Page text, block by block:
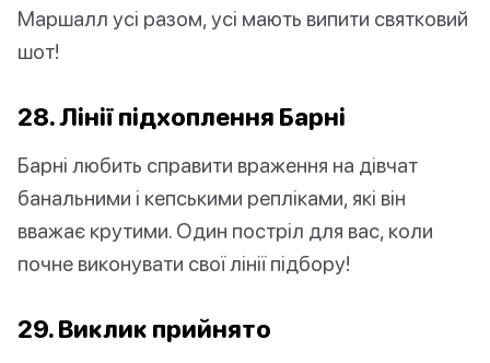
Маршалл усі разом, усі мають випити святковий
шот!
28. Лінії підхоплення Барні
Барні любить справити враження на дівчат
банальними і кепськими репліками, які він
вважає крутими. Один постріл для вас, коли
почне виконувати свої лінії підбору!
29. Виклик прийнято